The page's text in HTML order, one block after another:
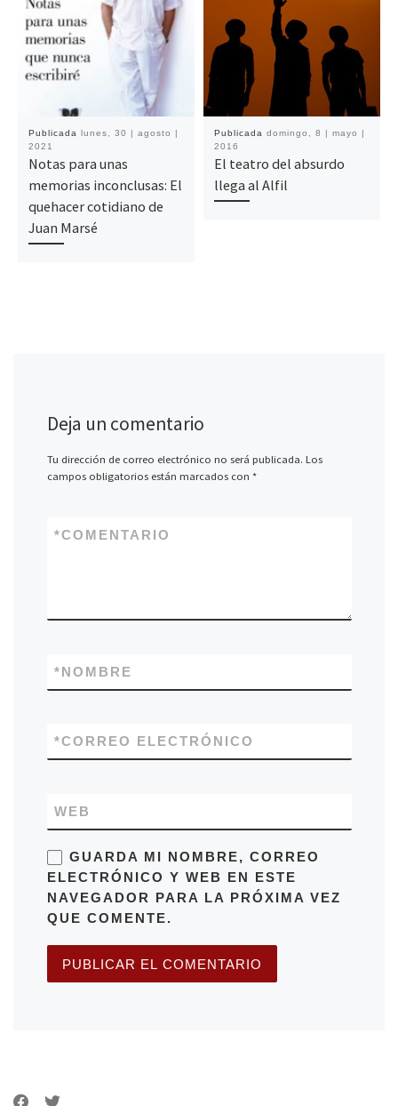
Publicada
lunes, 30 | agosto |
2021
Notas para unas
memorias inconclusas: El
quehacer cotidiano de
Juan Marsé
Publicada domingo, 8 | mayo |
2016
El teatro del absurdo
llega al Alfil
Deja un comentario
Tu dirección de correo electrónico no será publicada. Los
campos obligatorios están marcados con *
COMENTARIO
*
NOMBRE
*
CORREO ELECTRÓNICO
*
WEB
GUARDA MI NOMBRE, CORREO
ELECTRÓNICO Y WEB EN ESTE
NAVEGADOR PARA LA PRÓXIMA VEZ
QUE COMENTE.